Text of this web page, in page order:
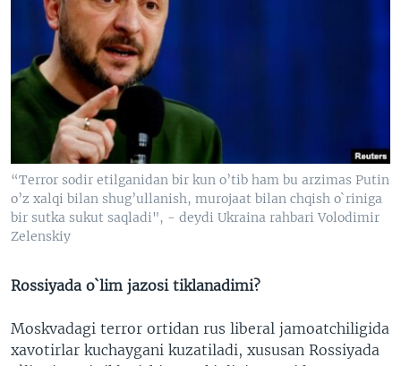
“Terror sodir etilganidan bir kun o’tib ham bu arzimas Putin
o’z xalqi bilan shug’ullanish, murojaat bilan chqish o`riniga
bir sutka sukut saqladi", - deydi Ukraina rahbari Volodimir
Zelenskiy
Rossiyada o`lim jazosi tiklanadimi?
Moskvadagi terror ortidan rus liberal jamoatchiligida
xavotirlar kuchaygani kuzatiladi, xususan Rossiyada